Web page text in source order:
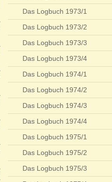
Das Logbuch 1973/1
Das Logbuch 1973/2
Das Logbuch 1973/3
Das Logbuch 1973/4
Das Logbuch 1974/1
Das Logbuch 1974/2
Das Logbuch 1974/3
Das Logbuch 1974/4
Das Logbuch 1975/1
Das Logbuch 1975/2
Das Logbuch 1975/3